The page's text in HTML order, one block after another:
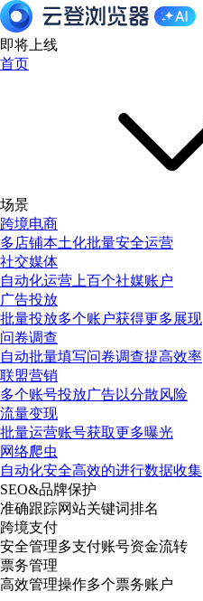
即将上线
首页
场景
跨境电商
多店铺本土化批量安全运营
社交媒体
自动化运营上百个社媒账户
广告投放
批量投放多个账户获得更多展现
问卷调查
自动批量填写问卷调查提高效率
联盟营销
多个账号投放广告以分散风险
流量变现
批量运营账号获取更多曝光
网络爬虫
自动化安全高效的进行数据收集
SEO&品牌保护
准确跟踪网站关键词排名
跨境支付
安全管理多支付账号资金流转
票务管理
高效管理操作多个票务账户